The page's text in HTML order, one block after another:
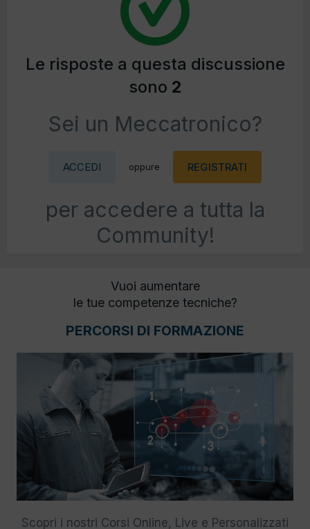
Le risposte a questa discussione
sono 2
Sei un Meccatronico?
ACCEDI oppure REGISTRATI
per accedere a tutta la
Community!
Vuoi aumentare
le tue competenze tecniche?
PERCORSI DI FORMAZIONE
Scopri i nostri Corsi Online, Live e Personalizzati